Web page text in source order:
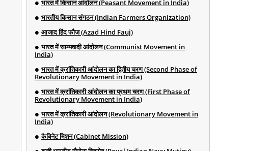
भारत में किसान आंदोलन (Peasant Movement in India)
भारतीय किसान संगठन (Indian Farmers Organization)
आजाद हिंद फौज (Azad Hind Fauj)
भारत में साम्यवादी आंदोलन (Communist Movement in
India)
भारत में क्रांतिकारी आंदोलन का द्वितीय चरण (Second Phase of
Revolutionary Movement in India)
भारत में क्रांतिकारी आंदोलन का प्रथम चरण (First Phase of
Revolutionary Movement in India)
भारत में क्रांतिकारी आंदोलन (Revolutionary Movement in
India)
कैबिनेट मिशन (Cabinet Mission)